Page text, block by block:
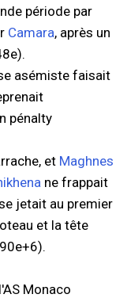
période par
Camara, après un
asémiste faisait
pénalty
et Maghnes
ne frappait
jetait au premier
et la tête
Monaco